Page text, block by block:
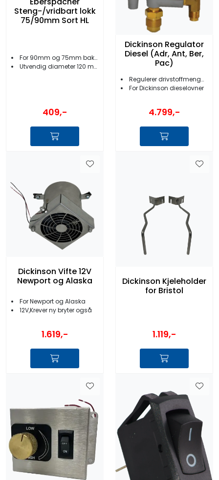
Steng-/vridbart lokk
75/90mm Sort HL
For 90mm og 75mm bakstykker
Utvendig diameter 120 mm
409,-
Dickinson Regulator
Diesel (Adr, Ant, Ber,
Pac)
Regulerer drivstoffmengde
For Dickinson dieselovner
4.799,-
Dickinson Vifte 12V
Newport og Alaska
For Newport og Alaska
12V,Krever ny bryter også
1.619,-
Dickinson Kjeleholder
for Bristol
1.119,-